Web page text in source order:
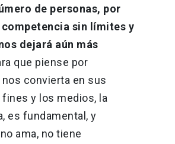
de personas, por
sin límites y
dejará aún más
que piense por
convierta en sus
y los medios, la
es fundamental, y
ama, no tiene